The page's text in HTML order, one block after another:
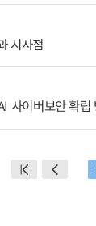
시사점
사이버보안 확립